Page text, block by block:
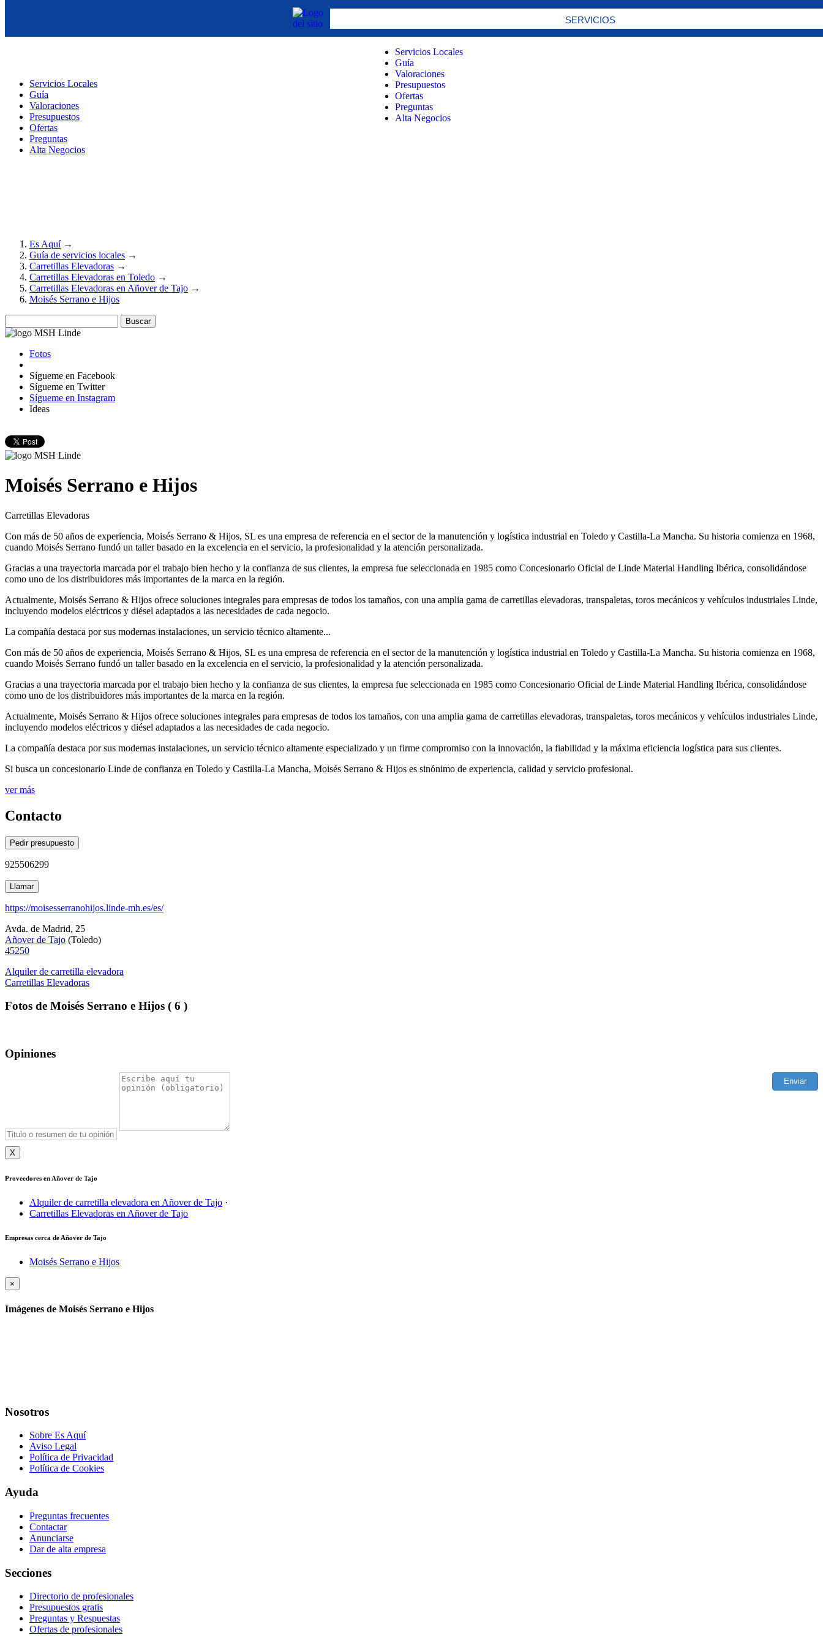
Servicios Locales
Guía
Valoraciones
Presupuestos
Ofertas
Preguntas
Alta Negocios
SERVICIOS
Servicios Locales
Guía
Valoraciones
Presupuestos
Ofertas
Preguntas
Alta Negocios
Es Aquí→
Guía de servicios locales →
Carretillas Elevadoras →
Carretillas Elevadoras en Toledo →
Carretillas Elevadoras en Añover de Tajo →
Moisés Serrano e Hijos
Buscar
Fotos
Sígueme en Facebook
Sígueme en Twitter
Sígueme en Instagram
Ideas
Moisés Serrano e Hijos
Carretillas Elevadoras
Con más de 50 años de experiencia, Moisés Serrano & Hijos, SL es una empresa de referencia en el sector de la manutención y logística industrial en Toledo y Castilla-La Mancha. Su historia comienza en 1968,
cuando Moisés Serrano fundó un taller basado en la excelencia en el servicio, la profesionalidad y la atención personalizada.
Gracias a una trayectoria marcada por el trabajo bien hecho y la confianza de sus clientes, la empresa fue seleccionada en 1985 como Concesionario Oficial de Linde Material Handling Ibérica, consolidándose
como uno de los distribuidores más importantes de la marca en la región.
Actualmente, Moisés Serrano & Hijos ofrece soluciones integrales para empresas de todos los tamaños, con una amplia gama de carretillas elevadoras, transpaletas, toros mecánicos y vehículos industriales Linde,
incluyendo modelos eléctricos y diésel adaptados a las necesidades de cada negocio.
La compañía destaca por sus modernas instalaciones, un servicio técnico altamente...
Con más de 50 años de experiencia, Moisés Serrano & Hijos, SL es una empresa de referencia en el sector de la manutención y logística industrial en Toledo y Castilla-La Mancha. Su historia comienza en 1968,
cuando Moisés Serrano fundó un taller basado en la excelencia en el servicio, la profesionalidad y la atención personalizada.
Gracias a una trayectoria marcada por el trabajo bien hecho y la confianza de sus clientes, la empresa fue seleccionada en 1985 como Concesionario Oficial de Linde Material Handling Ibérica, consolidándose
como uno de los distribuidores más importantes de la marca en la región.
Actualmente, Moisés Serrano & Hijos ofrece soluciones integrales para empresas de todos los tamaños, con una amplia gama de carretillas elevadoras, transpaletas, toros mecánicos y vehículos industriales Linde,
incluyendo modelos eléctricos y diésel adaptados a las necesidades de cada negocio.
La compañía destaca por sus modernas instalaciones, un servicio técnico altamente especializado y un firme compromiso con la innovación, la fiabilidad y la máxima eficiencia logística para sus clientes.
Si busca un concesionario Linde de confianza en Toledo y Castilla-La Mancha, Moisés Serrano & Hijos es sinónimo de experiencia, calidad y servicio profesional.
ver más
Contacto
Pedir presupuesto
925506299
Llamar
https://moisesserranohijos.linde-mh.es/es/
Avda. de Madrid, 25
Añover de Tajo (Toledo)
45250
Alquiler de carretilla elevadora
Carretillas Elevadoras
Fotos de Moisés Serrano e Hijos ( 6 )
Opiniones
X
Proveedores en Añover de Tajo
Alquiler de carretilla elevadora en Añover de Tajo ·
Carretillas Elevadoras en Añover de Tajo
Empresas cerca de Añover de Tajo
Moisés Serrano e Hijos
×
Imágenes de Moisés Serrano e Hijos
Nosotros
Sobre Es Aquí
Aviso Legal
Política de Privacidad
Política de Cookies
Ayuda
Preguntas frecuentes
Contactar
Anunciarse
Dar de alta empresa
Secciones
Directorio de profesionales
Presupuestos gratis
Preguntas y Respuestas
Ofertas de profesionales